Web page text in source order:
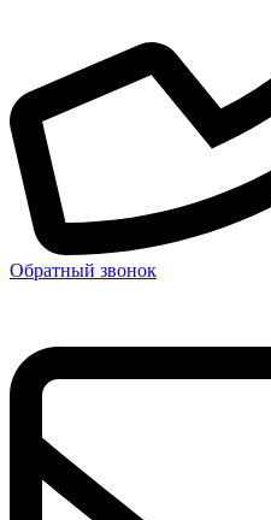
Обратный звонок